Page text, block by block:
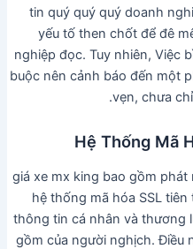
tin quý quý quý doanh
yếu tố then chốt để đê
nghiệp đọc. Tuy nhiên, Việc
buộc nên cảnh báo đến một
vẹn, chưa
Hệ Thống Mã
giá xe mx king bao gồm
hệ thống mã hóa SSL
thông tin cá nhân và thương
gồm của người nghịch. Điều